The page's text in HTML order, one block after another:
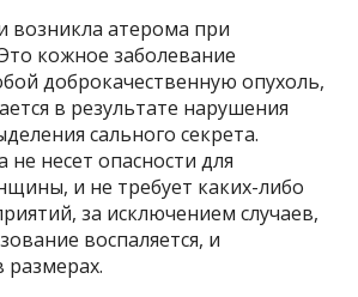
возникла атерома при
кожное заболевание
доброкачественную опухоль,
в результате нарушения
сального секрета.
несет опасности для
и не требует каких-либо
за исключением случаев,
воспаляется, и
размерах.